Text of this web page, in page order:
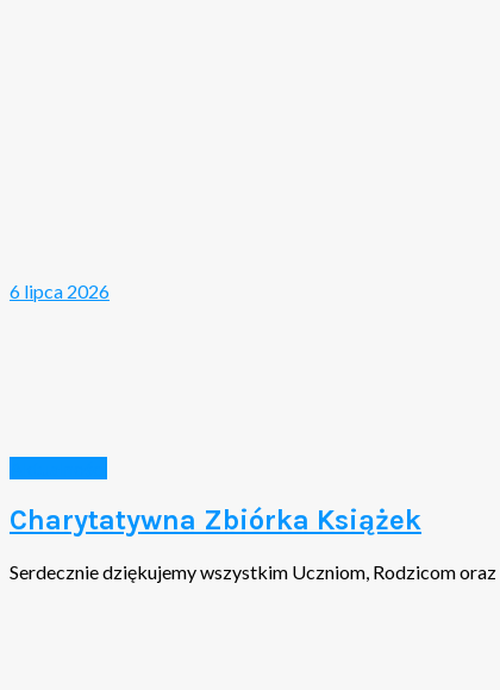
6 lipca 2026
Charytatywna Zbiórka Książek
Serdecznie dziękujemy wszystkim Uczniom, Rodzicom